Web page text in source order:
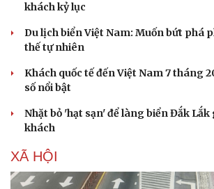
khách kỷ lục
Du lịch biển Việt Nam: Muốn bứt phá
thế tự nhiên
Khách quốc tế đến Việt Nam 7 tháng
số nổi bật
Nhặt bỏ 'hạt sạn' để làng biển Đắk Lắk
khách
XÃ HỘI